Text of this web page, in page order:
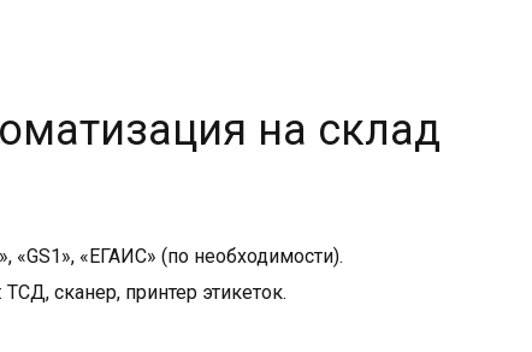
на склад
«ЕГАИС» (по необходимости).
сканер, принтер этикеток.